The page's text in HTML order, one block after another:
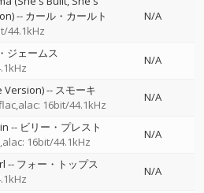
-- カール・カールト
44.1kHz
N/A
ジェームス
N/A
Version)-- スモーキ
16bit/44.1kHz
N/A
-- ビリー・プレスト
16bit/44.1kHz
N/A
-- フォー・トップス
N/A